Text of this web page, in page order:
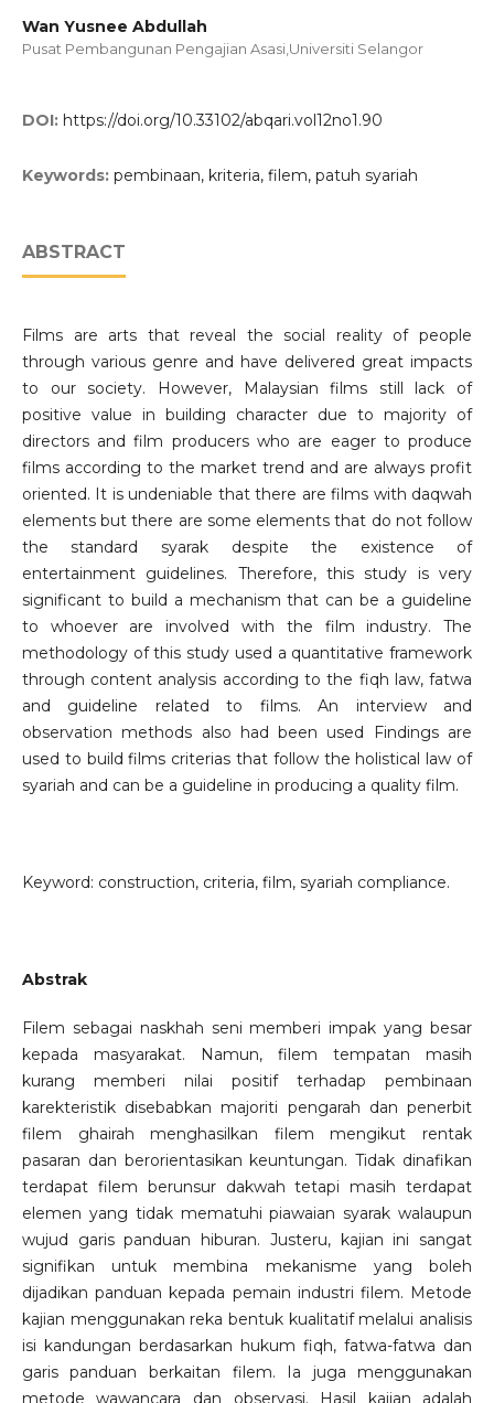
Wan Yusnee Abdullah
Pusat Pembangunan Pengajian Asasi,Universiti Selangor
DOI: https://doi.org/10.33102/abqari.vol12no1.90
Keywords: pembinaan, kriteria, filem, patuh syariah
ABSTRACT
Films are arts that reveal the social reality of people
through various genre and have delivered great impacts
to our society. However, Malaysian films still lack of
positive value in building character due to majority of
directors and film producers who are eager to produce
films according to the market trend and are always profit
oriented. It is undeniable that there are films with daqwah
elements but there are some elements that do not follow
the standard syarak despite the existence of
entertainment guidelines. Therefore, this study is very
significant to build a mechanism that can be a guideline
to whoever are involved with the film industry. The
methodology of this study used a quantitative framework
through content analysis according to the fiqh law, fatwa
and guideline related to films. An interview and
observation methods also had been used Findings are
used to build films criterias that follow the holistical law of
syariah and can be a guideline in producing a quality film.
Keyword: construction, criteria, film, syariah compliance.
Abstrak
Filem sebagai naskhah seni memberi impak yang besar
kepada masyarakat. Namun, filem tempatan masih
kurang memberi nilai positif terhadap pembinaan
karekteristik disebabkan majoriti pengarah dan penerbit
filem ghairah menghasilkan filem mengikut rentak
pasaran dan berorientasikan keuntungan. Tidak dinafikan
terdapat filem berunsur dakwah tetapi masih terdapat
elemen yang tidak mematuhi piawaian syarak walaupun
wujud garis panduan hiburan. Justeru, kajian ini sangat
signifikan untuk membina mekanisme yang boleh
dijadikan panduan kepada pemain industri filem. Metode
kajian menggunakan reka bentuk kualitatif melalui analisis
isi kandungan berdasarkan hukum fiqh, fatwa-fatwa dan
garis panduan berkaitan filem. Ia juga menggunakan
metode wawancara dan observasi. Hasil kajian adalah